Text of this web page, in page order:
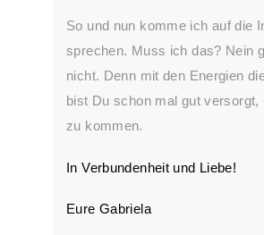
So und nun komme ich auf die
sprechen. Muss ich das? Nein
nicht. Denn mit den Energien
bist Du schon mal gut versorgt,
zu kommen.
In Verbundenheit und Liebe!
Eure Gabriela